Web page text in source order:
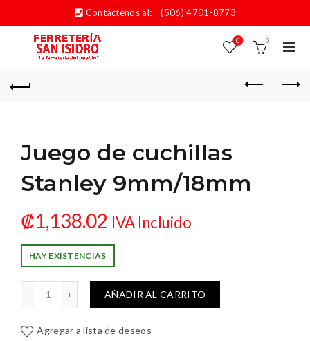
Contáctenos al: (506) 4701-8773
0 0
Juego de cuchillas
Stanley 9mm/18mm
₡1,138.02 IVA Incluido
HAY EXISTENCIAS
Stanley 9mm/18mm cantidad
AÑADIR AL CARRITO
Agregar a lista de deseos